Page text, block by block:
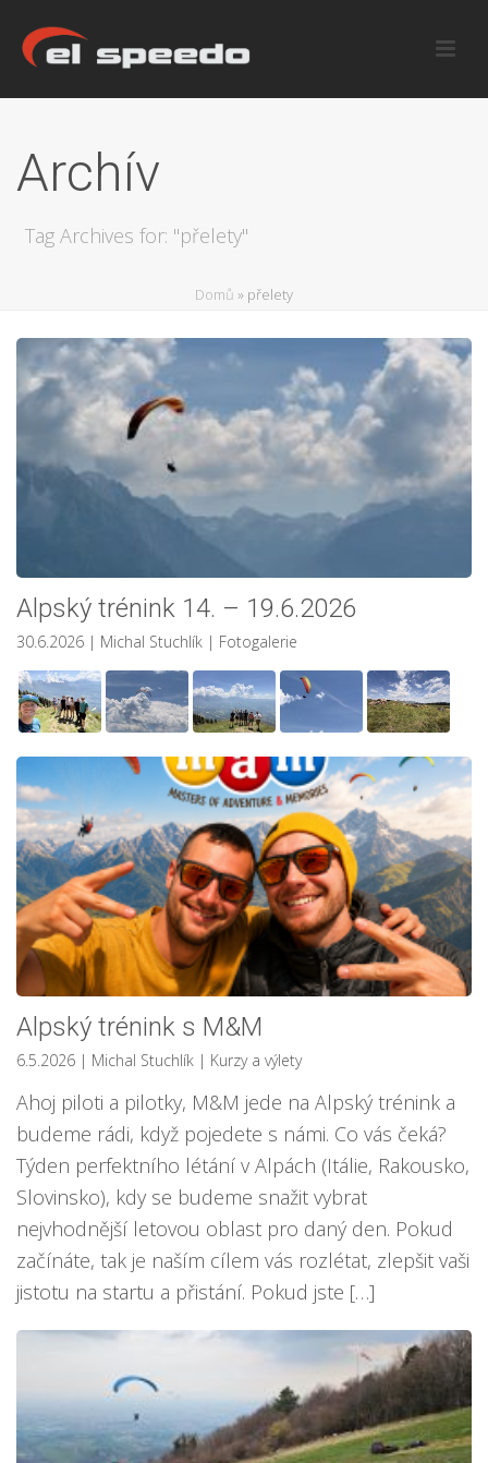
Archív
Tag Archives for: "přelety"
Domů » přelety
Alpský trénink 14. – 19.6.2026
30.6.2026 | Michal Stuchlík | Fotogalerie
Alpský trénink s M&M
6.5.2026 | Michal Stuchlík | Kurzy a výlety
Ahoj piloti a pilotky, M&M jede na Alpský trénink a
budeme rádi, když pojedete s námi. Co vás čeká?
Týden perfektního létání v Alpách (Itálie, Rakousko,
Slovinsko), kdy se budeme snažit vybrat
nejvhodnější letovou oblast pro daný den. Pokud
začínáte, tak je naším cílem vás rozlétat, zlepšit vaši
jistotu na startu a přistání. Pokud jste […]